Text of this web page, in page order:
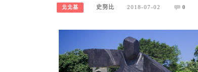
北北基 史努比 2018-07-02 0